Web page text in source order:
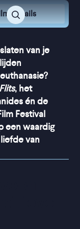
Details
van je
, het
én de
Festival
een waardig
van